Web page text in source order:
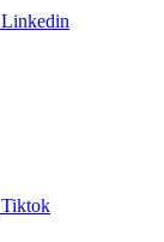
Linkedin
Tiktok